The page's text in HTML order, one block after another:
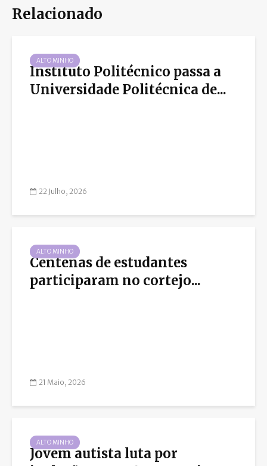
Relacionado
ALTO MINHO
Instituto Politécnico passa a
Universidade Politécnica de...
22 Julho, 2026
ALTO MINHO
Centenas de estudantes
participaram no cortejo...
21 Maio, 2026
ALTO MINHO
Jovem autista luta por